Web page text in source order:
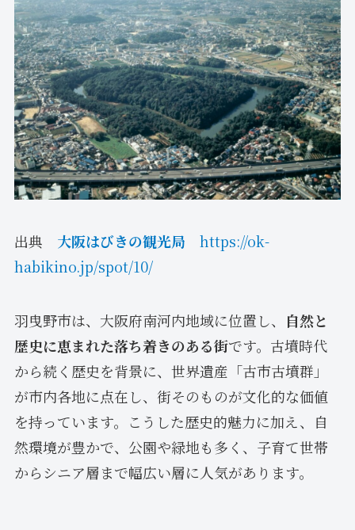
出典 大阪はびきの観光局
https://ok-
habikino.jp/spot/10/
羽曳野市は、大阪府南河内地域に位置し、
自然と
歴史に恵まれた落ち着きのある街です。古墳時代
から続く歴史を背景に、世界遺産「古市古墳群」
が市内各地に点在し、街そのものが文化的な価値
を持っています。こうした歴史的魅力に加え、自
然環境が豊かで、公園や緑地も多く、子育て世帯
からシニア層まで幅広い層に人気があります。